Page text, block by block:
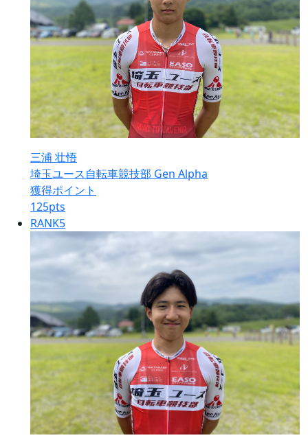
三浦 壮悟
埼玉ユース自転車競技部 Gen Alpha
獲得ポイント
125pts
RANK5